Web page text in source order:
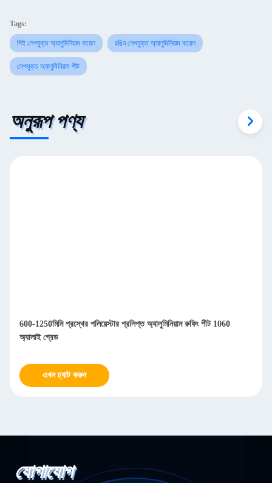
Tags:
পিই লেপযুক্ত অ্যালুমিনিয়াম কয়েল রঙিন লেপযুক্ত অ্যালুমিনিয়াম কয়েল
লেপযুক্ত অ্যালুমিনিয়াম শীট
অনুরূপ পণ্য
600-1250মিমি প্রস্থের পলিয়েস্টার প্রলিপ্ত অ্যালুমিনিয়াম রুফিং শীট 1060
অ্যালাই গ্রেড
এখন চ্যাট করুন
যোগাযোগ